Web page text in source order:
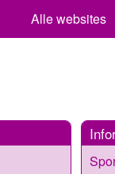
Alle websites